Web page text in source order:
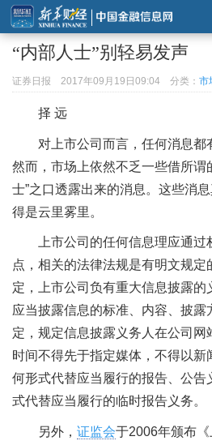
“内部人士”别轻易发声
证券日报 2017年09月19日09:04 分类： 市
择 远
对上市公司而言，任何消息都
然而，市场上依然不乏一些借所谓
士”之口透露出来的消息。这些消
得是云里雾里。
上市公司的任何信息理应通
点，相关的法律法规是有明文规
定，上市公司负有重大信息披露的
应当披露信息的标准、内容、披
定，规定信息披露义务人在公司网
时间不得先于指定媒体，不得以
何形式代替应当履行的报告、公告
式代替应当履行的临时报告义务。
另外， 证监会于2006年颁布